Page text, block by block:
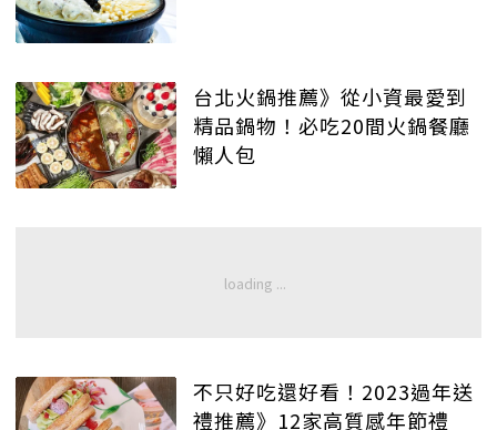
台北火鍋推薦》從小資最愛到
精品鍋物！必吃20間火鍋餐廳
懶人包
不只好吃還好看！2023過年送
禮推薦》12家高質感年節禮